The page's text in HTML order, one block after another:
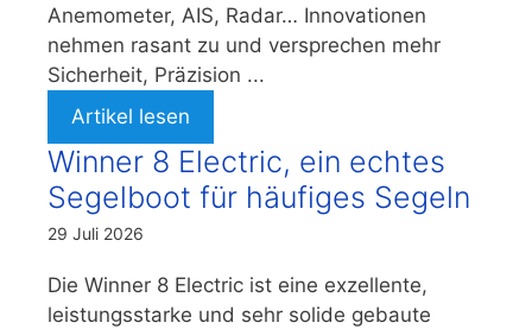
Anemometer, AIS, Radar… Innovationen
nehmen rasant zu und versprechen mehr
Sicherheit, Präzision ...
Artikel lesen
Winner 8 Electric, ein echtes
Segelboot für häufiges Segeln
29 Juli 2026
Die Winner 8 Electric ist eine exzellente,
leistungsstarke und sehr solide gebaute